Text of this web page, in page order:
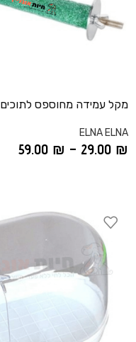
מקל עמידה מחוספס לתוכים
ELNA ELNA
29.00 ₪
–
59.00 ₪